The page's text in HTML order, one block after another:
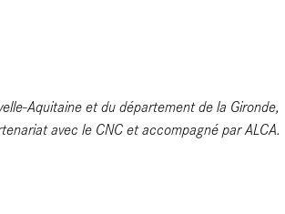
Aquitaine et du département de la Gironde,
avec le CNC et accompagné par ALCA.